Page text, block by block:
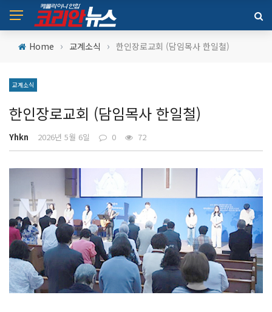
Home › 교계소식 › 한인장로교회 (담임목사 한일철)
교계소식
한인장로교회 (담임목사 한일철)
Yhkn 2026년 5월 6일 0 72